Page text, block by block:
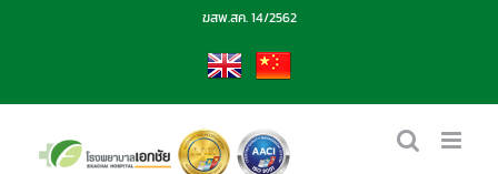
ฆสพ.สค. 14/2562
EN CN